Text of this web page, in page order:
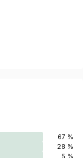
67 %
28 %
5 %